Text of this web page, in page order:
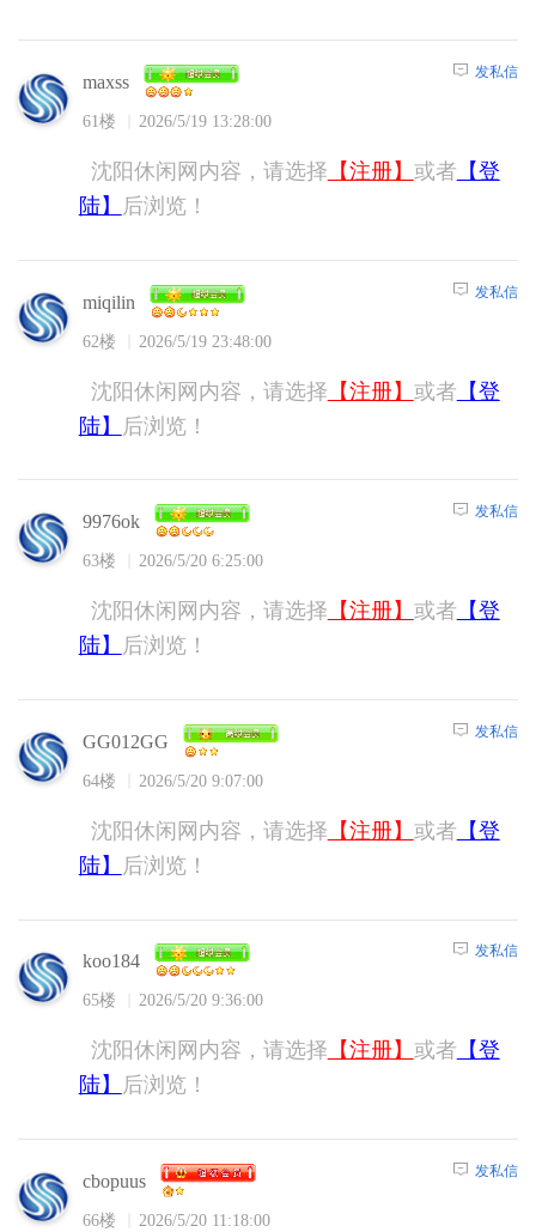
maxss
61楼 2026/5/19 13:28:00
发私信
沈阳休闲网内容，请选择 【注册】 或者 【登
陆】
后浏览！
miqilin
62楼 2026/5/19 23:48:00
发私信
沈阳休闲网内容，请选择 【注册】 或者 【登
陆】
后浏览！
9976ok
63楼 2026/5/20 6:25:00
发私信
沈阳休闲网内容，请选择 【注册】 或者 【登
陆】
后浏览！
GG012GG
64楼 2026/5/20 9:07:00
发私信
沈阳休闲网内容，请选择 【注册】 或者 【登
陆】
后浏览！
koo184
65楼 2026/5/20 9:36:00
发私信
沈阳休闲网内容，请选择 【注册】 或者 【登
陆】
后浏览！
cbopuus
66楼 2026/5/20 11:18:00
发私信